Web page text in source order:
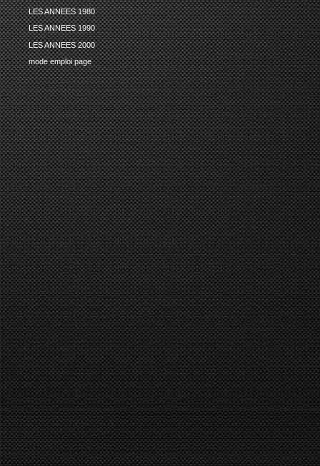
LES ANNEES 1980
LES ANNEES 1990
LES ANNEES 2000
mode emploi page